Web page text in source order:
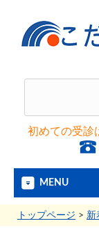
初めての受診
MENU
トップページ > 新